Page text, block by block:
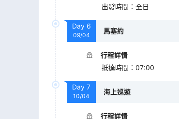
出發時間 ： 全日
Day 6
09/04
馬塞約
行程詳情
抵達時間 ： 07:00
Day 7
10/04
海上巡遊
行程詳情